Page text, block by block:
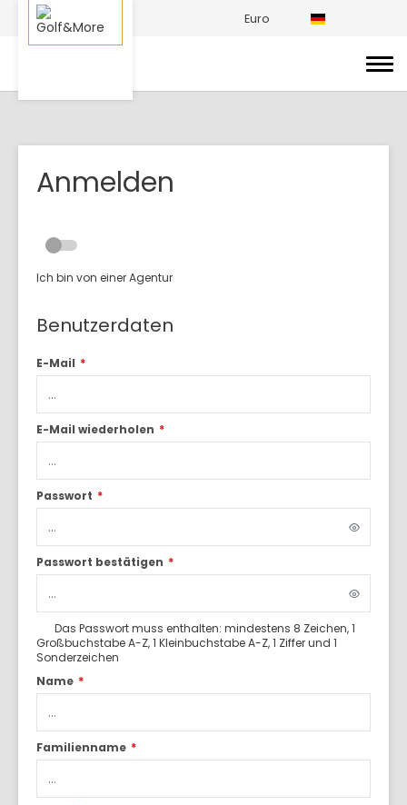
Euro
Anmelden
Ich bin von einer Agentur
Benutzerdaten
E-Mail *
E-Mail wiederholen *
Passwort *
Passwort bestätigen *
Das Passwort muss enthalten: mindestens 8 Zeichen, 1
Großbuchstabe A-Z, 1 Kleinbuchstabe A-Z, 1 Ziffer und 1
Sonderzeichen
Name *
Familienname *